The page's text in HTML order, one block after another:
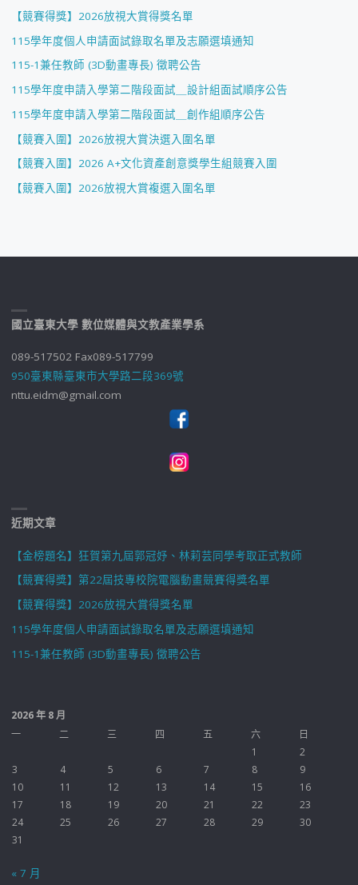
【競賽得獎】2026放視大賞得獎名單
115學年度個人申請面試錄取名單及志願選填通知
115-1兼任教師 (3D動畫專長) 徵聘公告
115學年度申請入學第二階段面試＿設計組面試順序公告
115學年度申請入學第二階段面試＿創作組順序公告
【競賽入圍】2026放視大賞決選入圍名單
【競賽入圍】2026 A+文化資產創意獎學生組競賽入圍
【競賽入圍】2026放視大賞複選入圍名單
國立臺東大學 數位媒體與文教產業學系
089-517502 Fax089-517799
950臺東縣臺東市大學路二段369號
nttu.eidm@gmail.com
近期文章
【金榜題名】狂賀第九屆郭冠妤、林莉芸同學考取正式教師
【競賽得獎】第22屆技專校院電腦動畫競賽得獎名單
【競賽得獎】2026放視大賞得獎名單
115學年度個人申請面試錄取名單及志願選填通知
115-1兼任教師 (3D動畫專長) 徵聘公告
2026 年 8 月
一
二 三 四 五 六
日
1
2
3
4 5 6 7 8
9
10
11 12 13 14 15
16
17
18 19 20 21 22
23
24
25 26 27 28 29
30
31
« 7 月